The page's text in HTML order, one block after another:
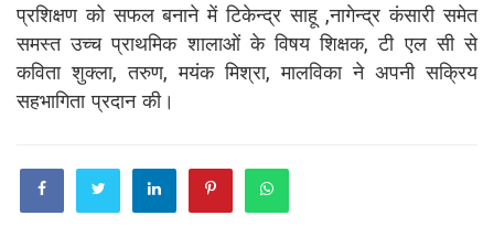
प्रशिक्षण को सफल बनाने में टिकेन्द्र साहू ,नागेन्द्र कंसारी समेत
समस्त उच्च प्राथमिक शालाओं के विषय शिक्षक, टी एल सी से
कविता शुक्ला, तरुण, मयंक मिश्रा, मालविका ने अपनी सक्रिय
सहभागिता प्रदान की।